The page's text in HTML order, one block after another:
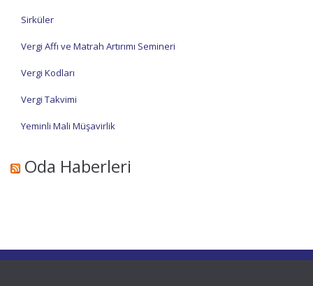
Sirküler
Vergi Affı ve Matrah Artırımı Semineri
Vergi Kodları
Vergi Takvimi
Yeminli Mali Müşavirlik
Oda Haberleri